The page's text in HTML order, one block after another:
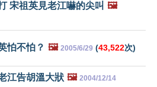
宋祖英見老江嚇的尖叫 🖼️
怕不怕？ 🖼️ 2005/6/29 (43,522次)
江告胡溫大狀 🖼️ 2004/12/14